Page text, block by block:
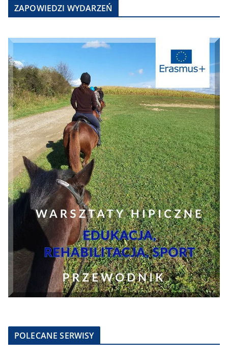
ZAPOWIEDZI WYDARZEŃ
POLECANE SERWISY